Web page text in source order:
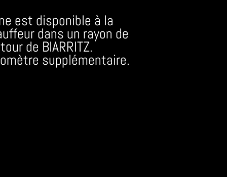
est disponible à la
dans un rayon de
de BIARRITZ.
supplémentaire.